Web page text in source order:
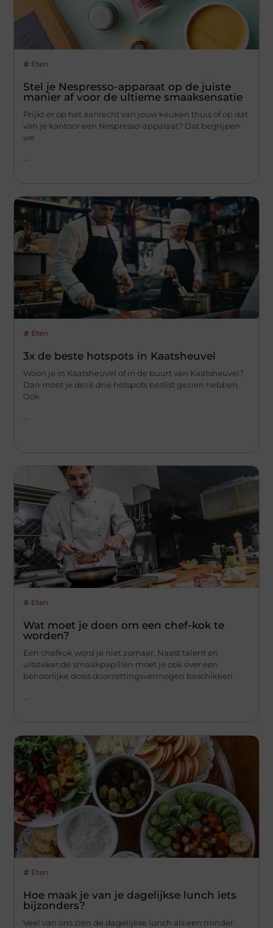
Eten
Stel je Nespresso-apparaat op de juiste
manier af voor de ultieme smaaksensatie
Prijkt er op het aanrecht van jouw keuken thuis of op dat
van je kantoor een Nespresso-apparaat? Dat begrijpen
we
Eten
3x de beste hotspots in Kaatsheuvel
Woon je in Kaatsheuvel of in de buurt van Kaatsheuvel?
Dan moet je deze drie hotspots beslist gezien hebben.
Ook
...
Eten
Wat moet je doen om een chef-kok te
worden?
Een chefkok word je niet zomaar. Naast talent en
uitstekende smaakpapillen moet je ook over een
behoorlijke dosis doorzettingsvermogen beschikken
Eten
Hoe maak je van je dagelijkse lunch iets
bijzonders?
Veel van ons zien de dagelijkse lunch als een minder